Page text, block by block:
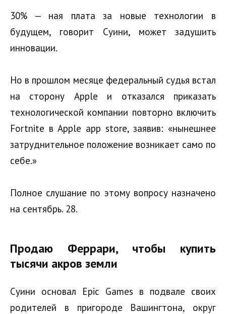
30% — ная плата за новые технологии в
будущем, говорит Суини, может задушить
инновации.
Но в прошлом месяце федеральный судья встал
на сторону Apple и отказался приказать
технологической компании повторно включить
Fortnite в Apple app store, заявив: «нынешнее
затруднительное положение возникает само по
себе.»
Полное слушание по этому вопросу назначено
на сентябрь. 28.
Продаю Феррари, чтобы купить
тысячи акров земли
Суини основал Epic Games в подвале своих
родителей в пригороде Вашингтона, округ